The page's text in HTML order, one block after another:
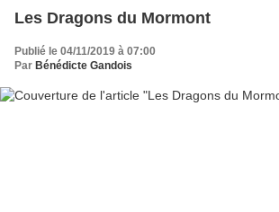
Les Dragons du Mormont
Publié le 04/11/2019 à 07:00
Par Bénédicte Gandois